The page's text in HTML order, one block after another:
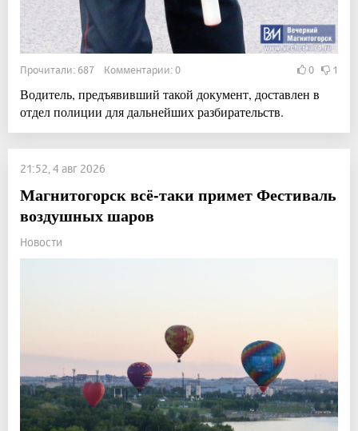
Прочитали: 687 Комментарии: 0 0 1
Водитель, предъявивший такой документ, доставлен в
отдел полиции для дальнейших разбирательств.
21:52, 4 авг 2026
Магнитогорск всё-таки примет Фестиваль
воздушных шаров
Новости